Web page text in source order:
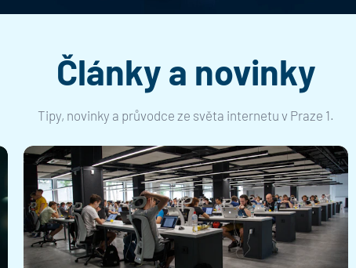
Články a novinky
Tipy, novinky a průvodce ze světa internetu v Praze 1.